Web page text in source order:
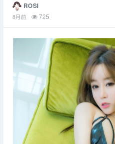
ROSI
8月前 725